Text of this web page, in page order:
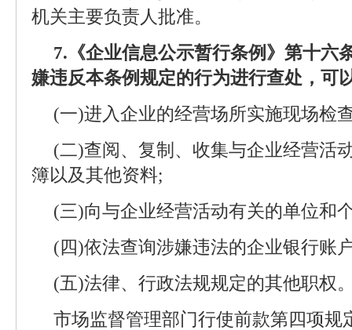
机关主要负责人批准。
7.《企业信息公示暂行条例》第十六
嫌违反本条例规定的行为进行查处，可
(一)进入企业的经营场所实施现场检
(二)查阅、复制、收集与企业经营活
簿以及其他资料;
(三)向与企业经营活动有关的单位和
(四)依法查询涉嫌违法的企业银行账
(五)法律、行政法规规定的其他职权
市场监督管理部门行使前款第四项规